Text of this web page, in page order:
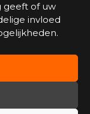
geeft of uw
invloed
van
mogelijk